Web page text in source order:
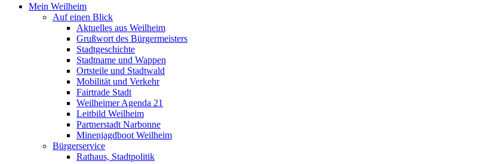
Mein Weilheim
Auf einen Blick
Aktuelles aus Weilheim
Grußwort des Bürgermeisters
Stadtgeschichte
Stadtname und Wappen
Ortsteile und Stadtwald
Mobilität und Verkehr
Fairtrade Stadt
Weilheimer Agenda 21
Leitbild Weilheim
Partnerstadt Narbonne
Minenjagdboot Weilheim
Bürgerservice
Rathaus, Stadtpolitik